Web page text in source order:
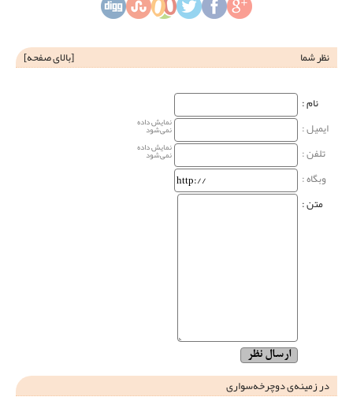
نظر شما [بالای صفحه]
نام‌ :
ایمیل :
نمایش داده
نمی‌شود
تلفن : نمایش داده
نمی‌شود
وبگاه‌ :
متن :
در زمینه‌ی دوچرخه‌سواری